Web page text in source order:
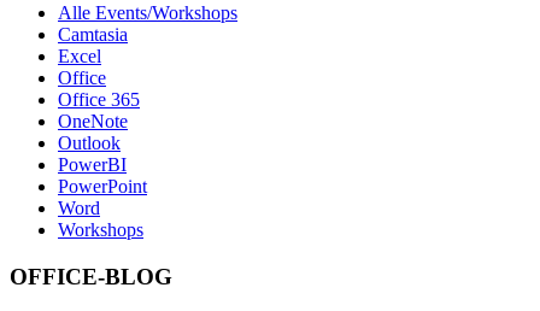
Alle Events/Workshops
Camtasia
Excel
Office
Office 365
OneNote
Outlook
PowerBI
PowerPoint
Word
Workshops
OFFICE-BLOG